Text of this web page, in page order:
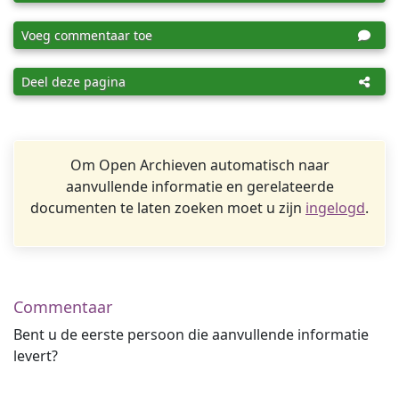
Voeg commentaar toe
Deel deze pagina
Om Open Archieven automatisch naar
aanvullende informatie en gerelateerde
documenten te laten zoeken moet u zijn ingelogd.
Commentaar
Bent u de eerste persoon die aanvullende informatie
levert?